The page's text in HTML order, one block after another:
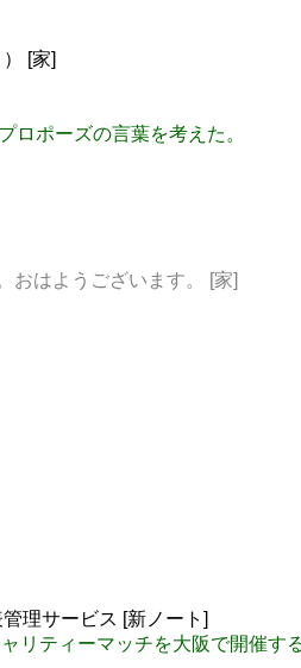
[家]
ロポーズの言葉を考えた。
おはようございます。 [家]
理サービス [新ノート]
リティーマッチを大阪で開催す